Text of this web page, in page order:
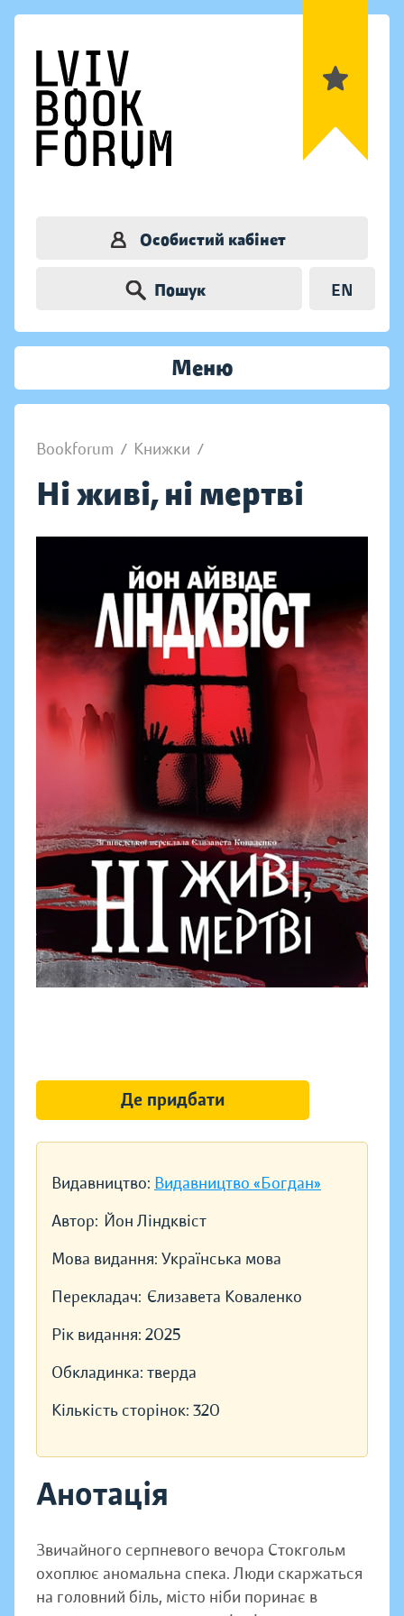
Особистий кабінет
Пошук EN
Меню
Bookforum / Книжки /
Ні живі, ні мертві
Видавництво: Видавництво «Богдан»
Автор: Йон Ліндквіст
Мова видання: Українська мова
Перекладач: Єлизавета Коваленко
Рік видання: 2025
Обкладинка: тверда
Кількість сторінок: 320
Анотація
Звичайного серпневого вечора Стокгольм
охоплює аномальна спека. Люди скаржаться
на головний біль, місто ніби поринає в
Де придбати